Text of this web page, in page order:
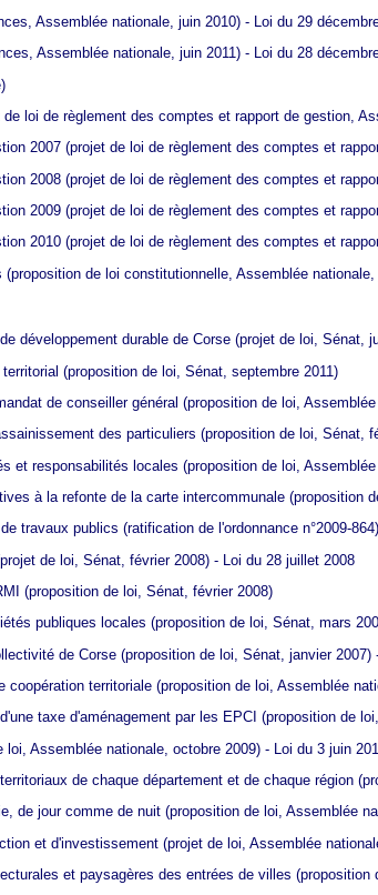
Assemblée nationale, juin 2010) - Loi du 29
Assemblée nationale, juin 2011) - Loi du 28
loi de règlement des comptes et rapport de gestion,
2007(projet de loi de règlement des comptes et
2008(projet de loi de règlement des comptes et
2009(projet de loi de règlement des comptes et
2010(projet de loi de règlement des comptes et
(proposition de loi constitutionnelle, Assemblée
développement durable de Corse(projet de loi, Sénat,
(proposition de loi, Sénat, septembre 2011)
de conseiller général (proposition de loi,
des particuliers (proposition de loi, Sénat,
et responsabilités locales (proposition de loi,
à la refonte de la carte intercommunale(proposition
travaux publics (ratification de l'ordonnance n°2009-864)
de loi, Sénat, février 2008) - Loi du 28 juillet 2008
(proposition de loi, Sénat, février 2008)
publiques locales (proposition de loi, Sénat, mars
de Corse(proposition de loi, Sénat, janvier 2007)
coopération territoriale(proposition de loi, Assemblée
taxe d'aménagement par les EPCI (proposition de
loi, Assemblée nationale, octobre 2009) - Loi du 3 juin
de chaque département et de chaque région
de jour comme de nuit(proposition de loi, Assemblée
et d'investissement(projet de loi, Assemblée
et paysagères des entrées de villes (proposition